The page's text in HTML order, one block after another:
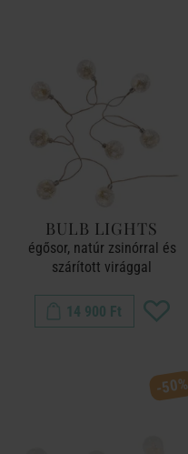
BULB LIGHTS
égősor, natúr zsinórral és
szárított virággal
14 900 Ft
-50%